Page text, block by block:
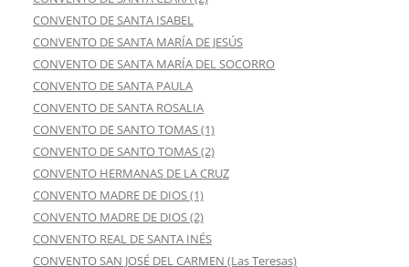
CONVENTO DE SANTA ISABEL
CONVENTO DE SANTA MARÍA DE JESÚS
CONVENTO DE SANTA MARÍA DEL SOCORRO
CONVENTO DE SANTA PAULA
CONVENTO DE SANTA ROSALIA
CONVENTO DE SANTO TOMAS (1)
CONVENTO DE SANTO TOMAS (2)
CONVENTO HERMANAS DE LA CRUZ
CONVENTO MADRE DE DIOS (1)
CONVENTO MADRE DE DIOS (2)
CONVENTO REAL DE SANTA INÉS
CONVENTO SAN JOSÉ DEL CARMEN (Las Teresas)